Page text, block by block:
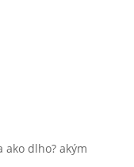
ako dlho? akým